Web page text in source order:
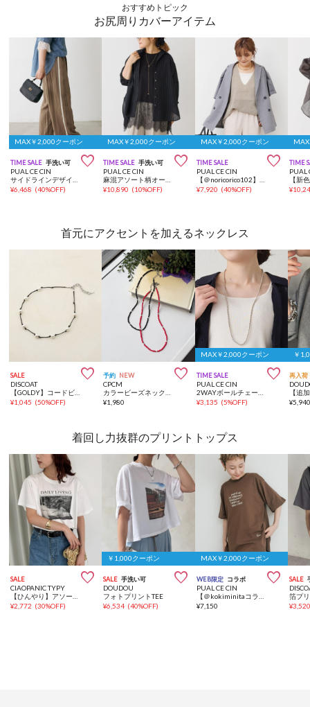
おすすめトピック
お尻周りカバーアイテム
MAX￥2,000クーポン
TIME SALE 手洗い可 
PUAL CE CIN
サイドラインデザインパンツ
¥6,468 (40%OFF)
MAX￥2,000クーポン
TIME SALE 手洗い可 
PUAL CE CIN
麻混アソート柄オーバーシャツ
¥10,890 (10%OFF)
MAX￥2,000クーポン
TIME SALE 
PUAL CE CIN
【＠noricorico102】ハーフスリーブダブルデザインテーラードジャケット
¥7,920 (40%OFF)
TIME
PUAL
¥
首元にアクセントを加えるネックレス
SALE 
DISCOAT
¥1,045 (50%OFF)
予約 NEW 
CPCM
¥1,980
MAX￥2,000クーポン
TIME SALE 
PUAL CE CIN
¥3,135 (5%OFF)
￥
再入荷
¥
着回し力抜群のプリントトップス
SALE 
CIAOPANIC TYPY
¥2,772 (30%OFF)
￥1,000クーポン
SALE 手洗い可 
DOUDOU
フォトプリントTEE
¥6,534 (40%OFF)
MAX￥2,000クーポン
WEB限定 コラボ 
PUAL CE CIN
¥7,150
SALE
箔プ
¥